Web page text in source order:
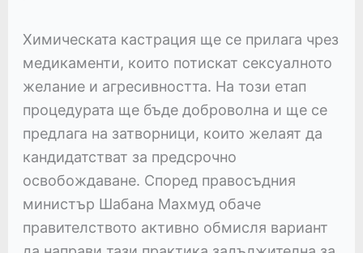
Химическата кастрация ще се прилага чрез
медикаменти, които потискат сексуалното
желание и агресивността. На този етап
процедурата ще бъде доброволна и ще се
предлага на затворници, които желаят да
кандидатстват за предсрочно
освобождаване. Според правосъдния
министър Шабана Махмуд обаче
правителството активно обмисля вариант